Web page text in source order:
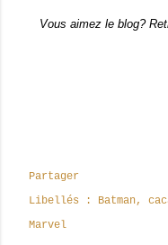
Vous aimez le blog?
Partager
Libellés :
Batman
Marvel